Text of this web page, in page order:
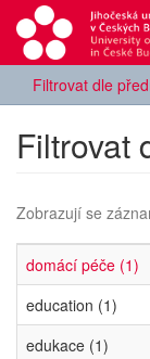
Filtrovat dle
Filtrovat
Zobrazují se
domácí péče (1)
education (1)
edukace (1)